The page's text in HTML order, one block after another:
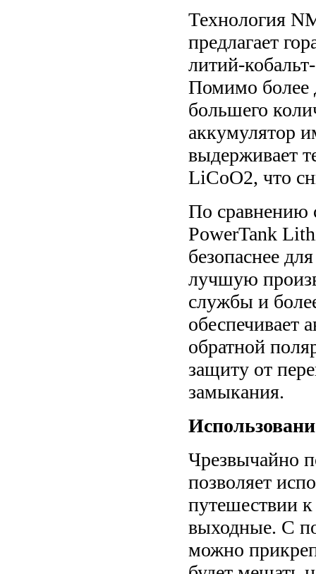
Технология
предлагает
литий-
Помимо более
большего
аккумулятор
выдерживает
LiCoO2, что
По сравнению
PowerTank
безопаснее
лучшую
службы и
обеспечивает
обратной
защиту от
замыкания.
Чрезвычайно
позволяет
путешествии
выходные. С
можно